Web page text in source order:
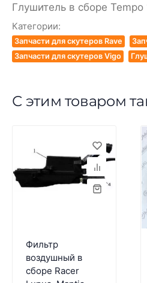
Глушитель в сборе Tempo
Категории:
Запчасти для скутеров Rave
Запчасти для скутеров Vigo
С этим товаром
Фильтр
воздушный в
сборе Racer